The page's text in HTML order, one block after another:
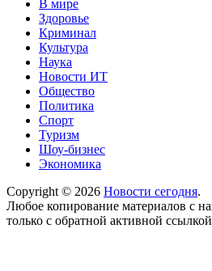
В мире
Здоровье
Криминал
Культура
Наука
Новости ИТ
Общество
Политика
Спорт
Туризм
Шоу-бизнес
Экономика
Copyright © 2026 Новости сегодня.
Любое копирование материалов с
только с обратной активной